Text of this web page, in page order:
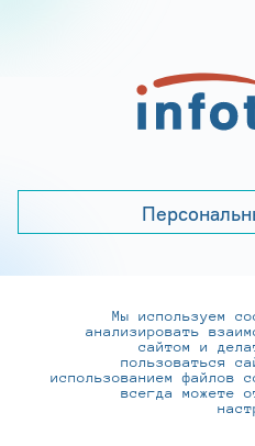
+7 (495) 737-
127273, г. Москва,
Мы используем
анализировать
сайтом и
пользоваться
использованием
всегда можете